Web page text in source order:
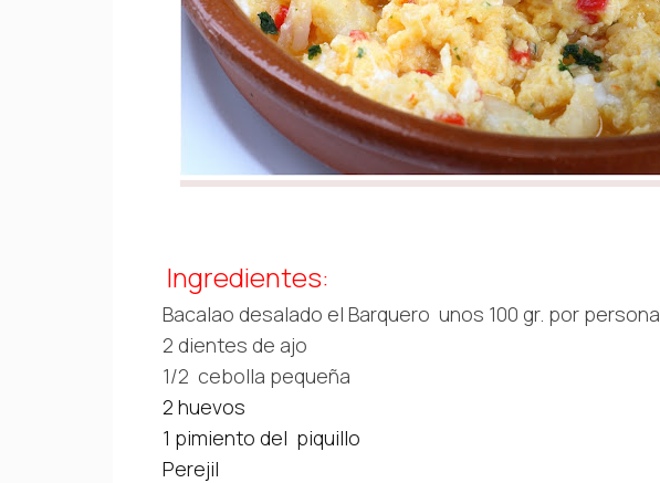
Ingredientes:
Bacalao desalado el Barquero unos 100 gr. por persona.
2 dientes de ajo
1/2 cebolla pequeña
2 huevos
1 pimiento del piquillo
Perejil